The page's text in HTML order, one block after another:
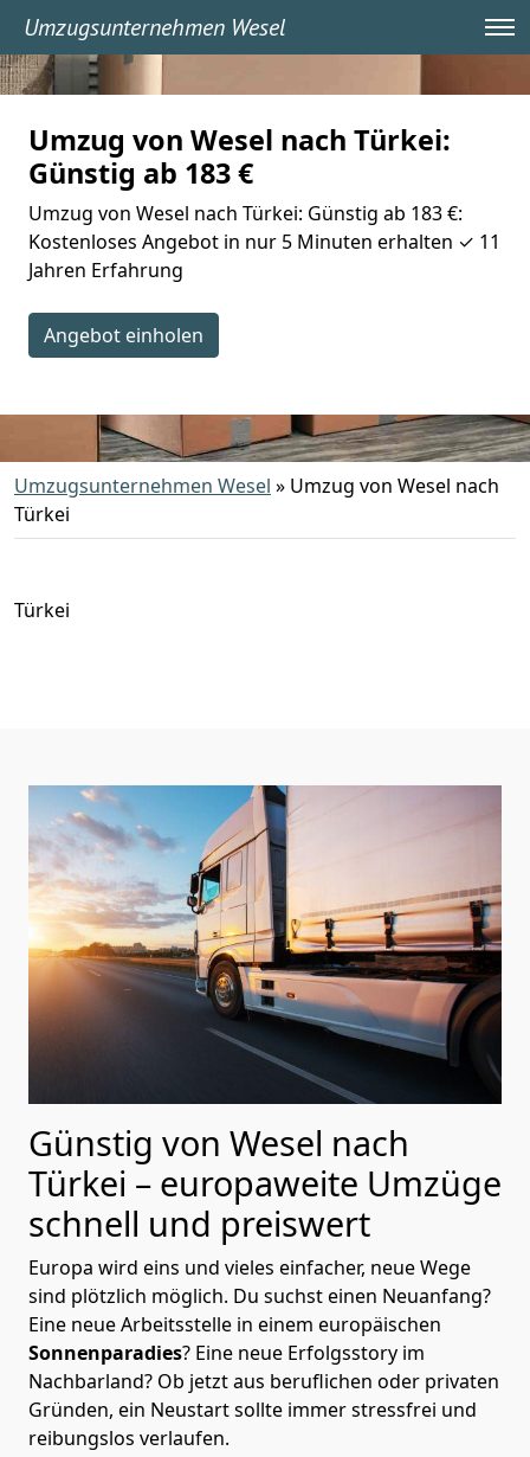
Umzugsunternehmen Wesel
Umzug von Wesel nach Türkei:
Günstig ab 183 €
Umzug von Wesel nach Türkei: Günstig ab 183 €:
Kostenloses Angebot in nur 5 Minuten erhalten ✓ 11
Jahren Erfahrung
Angebot einholen
Umzugsunternehmen Wesel » Umzug von Wesel nach
Türkei
Türkei
Günstig von Wesel nach
Türkei – europaweite Umzüge
schnell und preiswert
Europa wird eins und vieles einfacher, neue Wege
sind plötzlich möglich. Du suchst einen Neuanfang?
Eine neue Arbeitsstelle in einem europäischen
Sonnenparadies? Eine neue Erfolgsstory im
Nachbarland? Ob jetzt aus beruflichen oder privaten
Gründen, ein Neustart sollte immer stressfrei und
reibungslos verlaufen.